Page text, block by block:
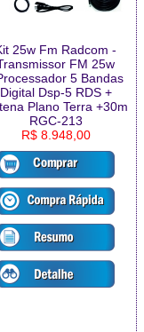
25w Fm Radcom -
FM 25w
5 Bandas
Digital Dsp-5 RDS +
Plano Terra +30m
RGC-213
R$ 8.948,00